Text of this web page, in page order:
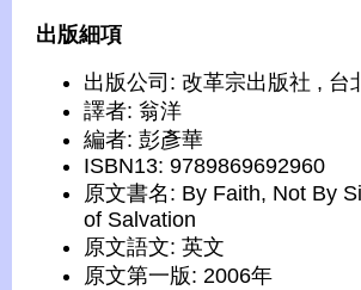
出版細項
出版公司: 改革宗出版社 , 台
譯者: 翁洋
編者: 彭彥華
ISBN13: 9789869692960
原文書名: By Faith, Not By
of Salvation
原文語文: 英文
原文第一版: 2006年